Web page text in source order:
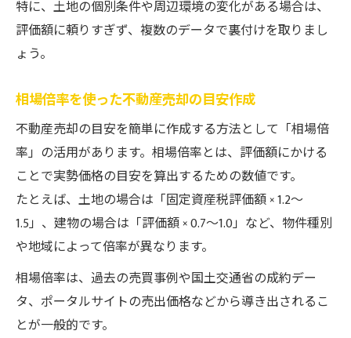
特に、土地の個別条件や周辺環境の変化がある場合は、
評価額に頼りすぎず、複数のデータで裏付けを取りまし
ょう。
相場倍率を使った不動産売却の目安作成
不動産売却の目安を簡単に作成する方法として「相場倍
率」の活用があります。相場倍率とは、評価額にかける
ことで実勢価格の目安を算出するための数値です。
たとえば、土地の場合は「固定資産税評価額 × 1.2～
1.5」、建物の場合は「評価額 × 0.7～1.0」など、物件種別
や地域によって倍率が異なります。
相場倍率は、過去の売買事例や国土交通省の成約デー
タ、ポータルサイトの売出価格などから導き出されるこ
とが一般的です。